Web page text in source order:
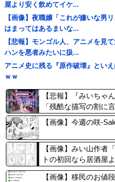
屋より安く飲めてイケ...
【画像】夜職嬢「これが嫌いな男
はまってはあるまいな...
【悲報】モンゴル人、アニメを見
ハンを悪者みたいに扱...
アニメ史に残る『原作破壊』とい
ｗｗ
【悲報】『みいちゃ
「残酷な描写の割に
され、アニメ化を反
【画像】今週の咲-
【画像】みい山作者
トの初回なら居酒屋
ヤホヤされる」
【画像】移民のお値